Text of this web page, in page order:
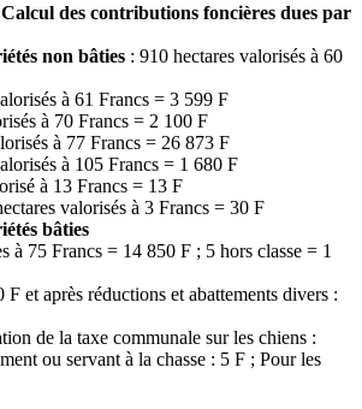
Calcul des contributions foncières dues par
non bâties : 910 hectares valorisés à 60
à 61 Francs = 3 599 F
à 70 Francs = 2 100 F
à 77 Francs = 26 873 F
à 105 Francs = 1 680 F
à 13 Francs = 13 F
valorisés à 3 Francs = 30 F
bâties
à 75 Francs = 14 850 F ; 5 hors classe = 1
et après réductions et abattements divers :
de la taxe communale sur les chiens :
ou servant à la chasse : 5 F ; Pour les